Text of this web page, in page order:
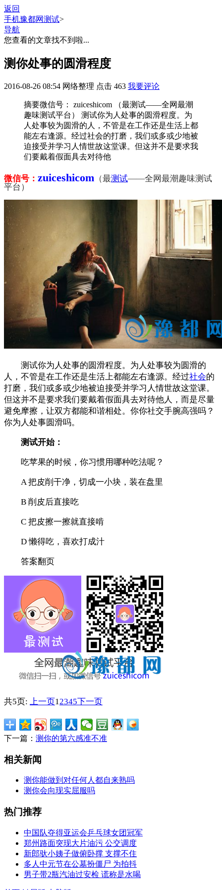
返回
手机豫都网测试>
导航
您查看的文章找不到啦...
测你处事的圆滑程度
2016-08-26 08:54 网络整理 点击 463 我要评论
摘要微信号： zuiceshicom （最测试——全网最潮
趣味测试平台） 测试你为人处事的圆滑程度。为
人处事较为圆滑的人，不管是在工作还是生活上都
能左右逢源。经过社会的打磨，我们或多或少地被
迫接受并学习人情世故这堂课。但这并不是要求我
们要戴着假面具去对待他
微信号： zuiceshicom （最测试——全网最潮趣味测试
平台）
测试你为人处事的圆滑程度。为人处事较为圆滑的
人，不管是在工作还是生活上都能左右逢源。经过社会的
打磨，我们或多或少地被迫接受并学习人情世故这堂课。
但这并不是要求我们要戴着假面具去对待他人，而是尽量
避免摩擦，让双方都能和谐相处。你你社交手腕高强吗？
你为人处事圆滑吗。
测试开始：
吃苹果的时候，你习惯用哪种吃法呢？
A 把皮削干净，切成一小块，装在盘里
B 削皮后直接吃
C 把皮擦一擦就直接啃
D 懒得吃，喜欢打成汁
答案翻页
共5页: 上一页12345下一页
下一篇： 测你的第六感准不准
相关新闻
测你能做到对任何人都自来熟吗
测你会向现实屈服吗
热门推荐
中国队夺得亚运会乒乓球女团冠军
郑州路面突现大片油污 公交调度
新郎驮小姨子做俯卧撑 支撑不住
多人中元节在公墓扮僵尸 为拍抖
男子带2瓶汽油过安检 谎称是水喝